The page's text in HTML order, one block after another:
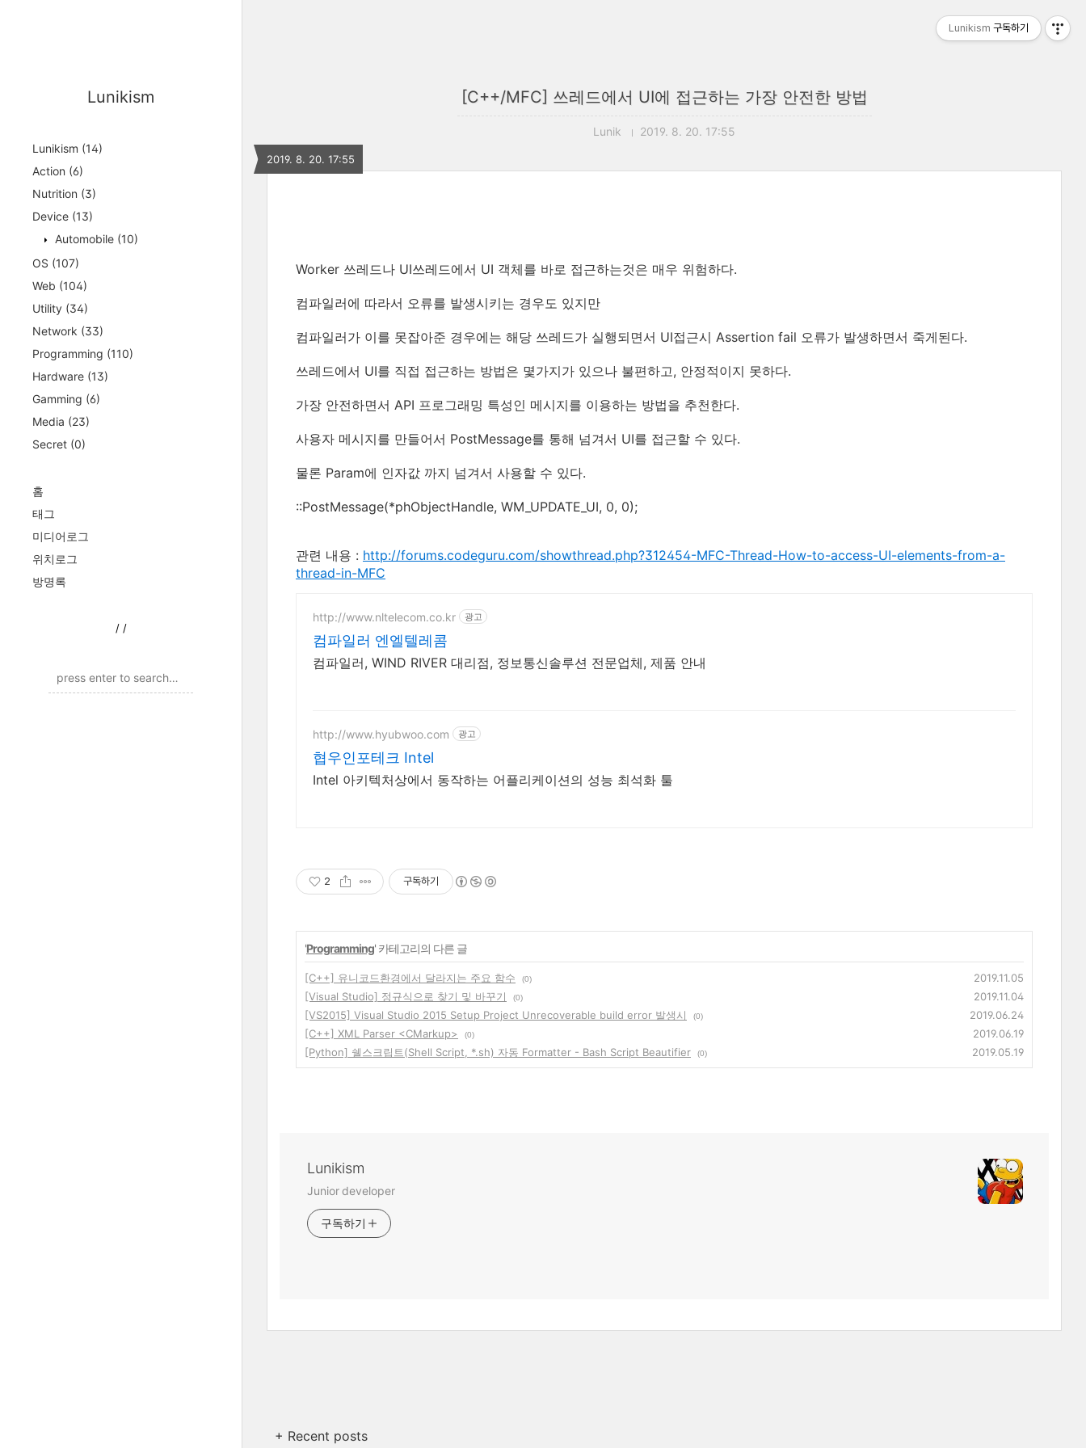
Lunikism
Lunikism (14)
Action (6)
Nutrition (3)
Device (13)
Automobile (10)
OS (107)
Web (104)
Utility (34)
Network (33)
Programming (110)
Hardware (13)
Gamming (6)
Media (23)
Secret (0)
홈
태그
미디어로그
위치로그
방명록
/ /
[C++/MFC] 쓰레드에서 UI에 접근하는 가장 안전한 방법
Lunik 2019. 8. 20. 17:55
2019. 8. 20. 17:55
Worker 쓰레드나 UI쓰레드에서 UI 객체를 바로 접근하는것은 매우 위험하다.
컴파일러에 따라서 오류를 발생시키는 경우도 있지만
컴파일러가 이를 못잡아준 경우에는 해당 쓰레드가 실행되면서 UI접근시 Assertion fail 오류가 발생하면서 죽게된다.
쓰레드에서 UI를 직접 접근하는 방법은 몇가지가 있으나 불편하고, 안정적이지 못하다.
가장 안전하면서 API 프로그래밍 특성인 메시지를 이용하는 방법을 추천한다.
사용자 메시지를 만들어서 PostMessage를 통해 넘겨서 UI를 접근할 수 있다.
물론 Param에 인자값 까지 넘겨서 사용할 수 있다.
::PostMessage(*phObjectHandle, WM_UPDATE_UI, 0, 0);
관련 내용 : http://forums.codeguru.com/showthread.php?312454-MFC-Thread-How-to-access-UI-elements-from-a-
thread-in-MFC
http://www.nltelecom.co.kr 광고
컴파일러 엔엘텔레콤
컴파일러, WIND RIVER 대리점, 정보통신솔루션 전문업체, 제품 안내
http://www.hyubwoo.com 광고
협우인포테크 Intel
Intel 아키텍처상에서 동작하는 어플리케이션의 성능 최석화 툴
2 구독하기
'Programming' 카테고리의 다른 글
[C++] 유니코드환경에서 달라지는 주요 함수 (0)
2019.11.05
[Visual Studio] 정규식으로 찾기 및 바꾸기
(0)
2019.11.04
[VS2015] Visual Studio 2015 Setup Project Unrecoverable build error 발생시
(0)
2019.06.24
[C++] XML Parser <CMarkup>
(0)
2019.06.19
[Python] 쉘스크립트(Shell Script, *.sh) 자동 Formatter - Bash Script Beautifier
(0) 2019.05.19
Lunikism
Junior developer
구독하기
+ Recent posts
Lunikism 구독하기